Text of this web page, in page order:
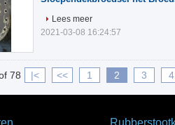
Lees meer
2021-03-08 16:24:57
78 |< << 1 2 3 4